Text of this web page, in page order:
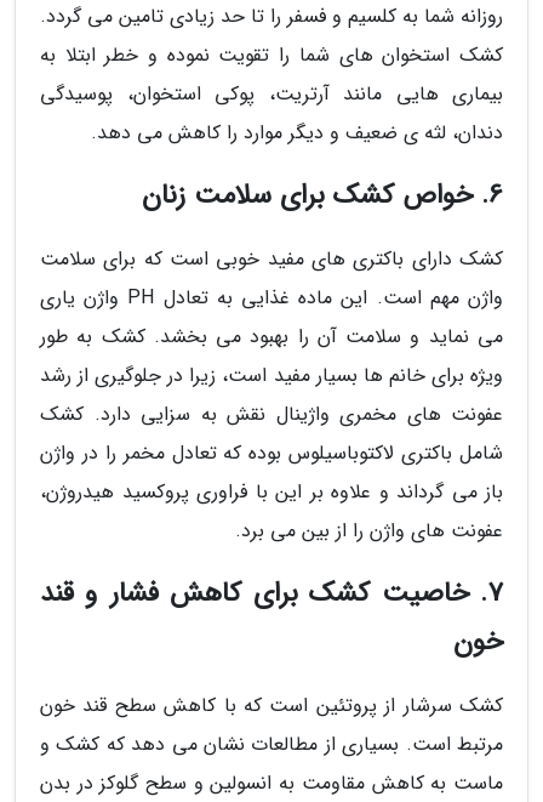
روزانه شما به کلسیم و فسفر را تا حد زیادی تامین می گردد.
کشک استخوان های شما را تقویت نموده و خطر ابتلا به
بیماری هایی مانند آرتریت، پوکی استخوان، پوسیدگی
دندان، لثه ی ضعیف و دیگر موارد را کاهش می دهد.
6. خواص کشک برای سلامت زنان
کشک دارای باکتری های مفید خوبی است که برای سلامت
واژن مهم است. این ماده غذایی به تعادل PH واژن یاری
می نماید و سلامت آن را بهبود می بخشد. کشک به طور
ویژه برای خانم ها بسیار مفید است، زیرا در جلوگیری از رشد
عفونت های مخمری واژینال نقش به سزایی دارد. کشک
شامل باکتری لاکتوباسیلوس بوده که تعادل مخمر را در واژن
باز می گرداند و علاوه بر این با فراوری پروکسید هیدروژن،
عفونت های واژن را از بین می برد.
7. خاصیت کشک برای کاهش فشار و قند
خون
کشک سرشار از پروتئین است که با کاهش سطح قند خون
مرتبط است. بسیاری از مطالعات نشان می دهد که کشک و
ماست به کاهش مقاومت به انسولین و سطح گلوکز در بدن